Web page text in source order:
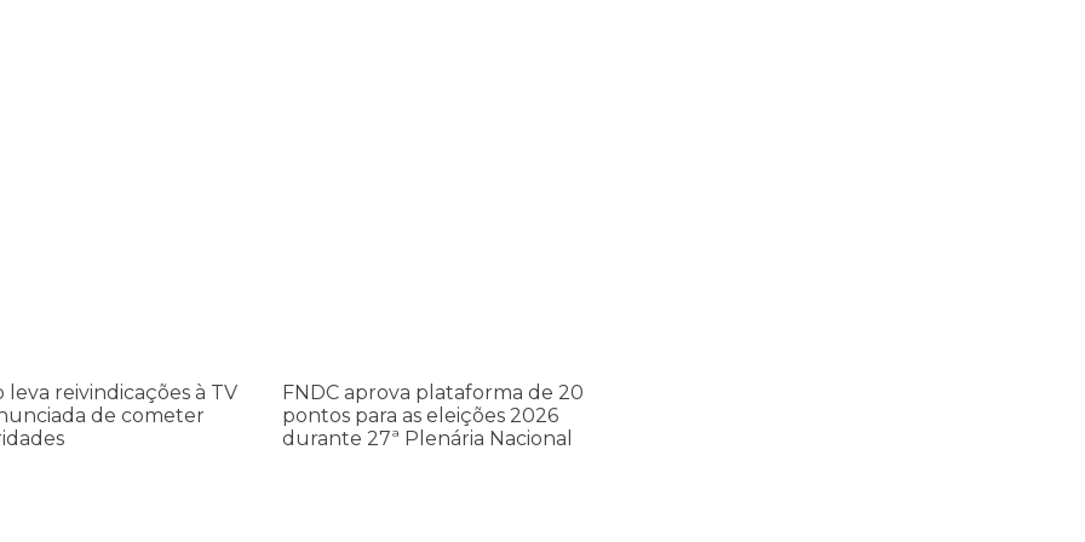
leva reivindicações à TV
de cometer
eleições
2026
durante
FNDC aprova plataforma de 20
pontos para as eleições 2026
durante 27ª Plenária Nacional